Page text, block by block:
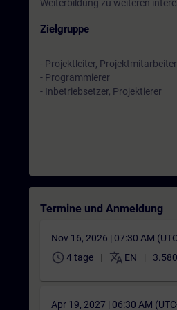
Weiterbildung zu weiteren
Zielgruppe
- Projektleiter, Projektmitarbeiter
- Programmierer
- Inbetriebsetzer, Projektierer
Termine und Anmeldung
Nov 16, 2026 | 07:30 AM
schedule 4 tage translate EN
Apr 19, 2027 | 06:30 AM